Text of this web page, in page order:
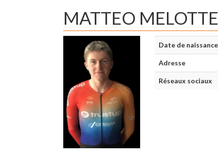
MATTEO MELOTTE
Date de naissance
Adresse
Réseaux sociaux